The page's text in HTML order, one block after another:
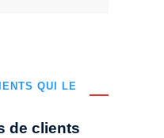
QUI LE
de clients